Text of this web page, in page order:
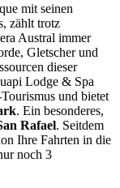
mit seinen
zählt trotz
Austral immer
Gletscher und
dieser
Lodge & Spa
und bietet
. Ein besonderes,
Rafael. Seitdem
Ihre Fahrten in die
noch 3